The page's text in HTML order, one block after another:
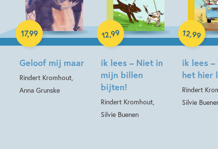
Geloof mij maar
Rindert Kromhout,
Anna Grunske
17,99
Paperback
ik lees – Niet in
mijn billen
bijten!
Rindert Kromhout,
Silvie Buenen
12,99
Hardcover
ik lees
het hier
Rindert
Silvie
12,99
Hardcover